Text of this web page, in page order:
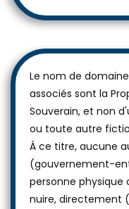
Le nom de
associés sont la
Souverain, et non
ou toute autre
À ce titre, aucune
(gouvernement-
personne physique
nuire, directement